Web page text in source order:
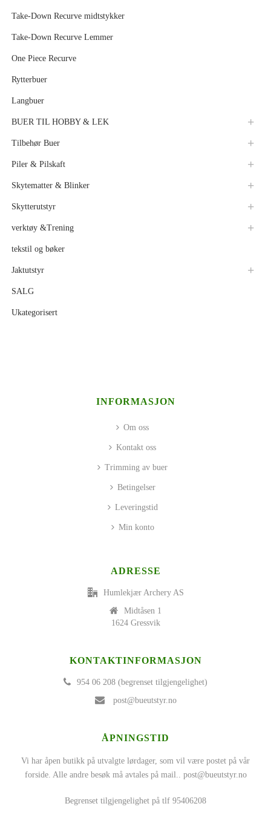
Take-Down Recurve midtstykker
Take-Down Recurve Lemmer
One Piece Recurve
Rytterbuer
Langbuer
BUER TIL HOBBY & LEK
Tilbehør Buer
Piler & Pilskaft
Skytematter & Blinker
Skytterutstyr
verktøy &Trening
tekstil og bøker
Jaktutstyr
SALG
Ukategorisert
INFORMASJON
Om oss
Kontakt oss
Trimming av buer
Betingelser
Leveringstid
Min konto
ADRESSE
Humlekjær Archery AS
Midtåsen 1
1624 Gressvik
KONTAKTINFORMASJON
954 06 208 (begrenset tilgjengelighet)
post@bueutstyr.no
ÅPNINGSTID
Vi har åpen butikk på utvalgte lørdager, som vil være postet på vår
forside. Alle andre besøk må avtales på mail.. post@bueutstyr.no
Begrenset tilgjengelighet på tlf 95406208